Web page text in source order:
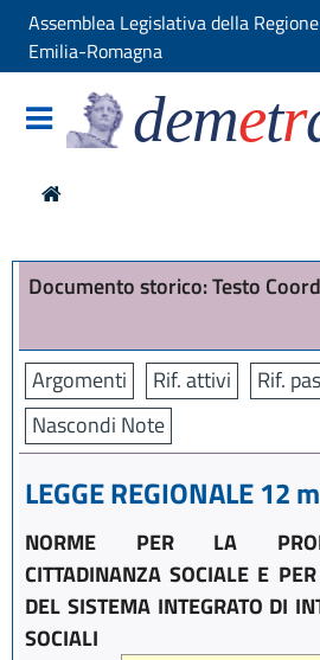
Assemblea Legislativa della Regione
Emilia-Romagna
demetr
Documento storico: Testo
Argomenti Rif. attivi Rif.
Nascondi Note
LEGGE REGIONALE 12
NORME PER LA
CITTADINANZA SOCIALE E
DEL SISTEMA INTEGRATO DI
SOCIALI